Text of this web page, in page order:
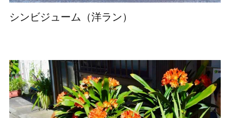
シンビジューム（洋ラン）